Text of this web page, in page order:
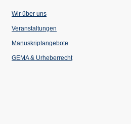
Wir über uns
Veranstaltungen
einem
Tab)
Manuskriptangebote
GEMA & Urheberrecht